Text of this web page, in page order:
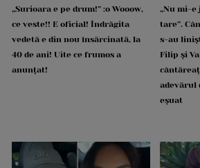
„Surioara e pe drum!” :o Wooow,
ce veste!! E oficial! Îndrăgita
vedetă e din nou însărcinată, la
40 de ani! Uite ce frumos a
anunțat!
„Nu mi-e
tare”.
s-au
Filip și
adevărul
eșuat